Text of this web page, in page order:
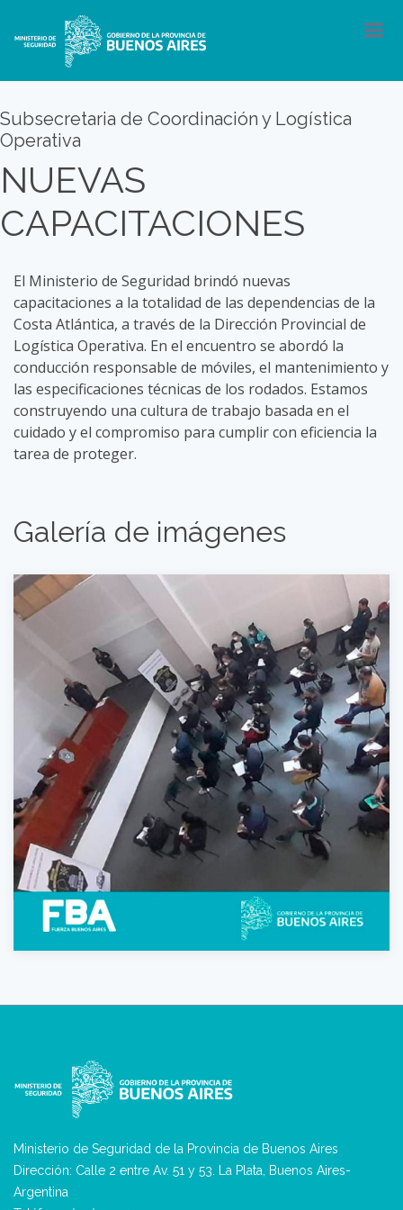
Subsecretaria de Coordinación y Logística
Operativa
NUEVAS
CAPACITACIONES
El Ministerio de Seguridad brindó nuevas
capacitaciones a la totalidad de las dependencias de la
Costa Atlántica, a través de la Dirección Provincial de
Logística Operativa. En el encuentro se abordó la
conducción responsable de móviles, el mantenimiento y
las especificaciones técnicas de los rodados. Estamos
construyendo una cultura de trabajo basada en el
cuidado y el compromiso para cumplir con eficiencia la
tarea de proteger.
Galería de imágenes
Ministerio de Seguridad de la Provincia de Buenos Aires
Dirección: Calle 2 entre Av. 51 y 53. La Plata, Buenos Aires-
Argentina